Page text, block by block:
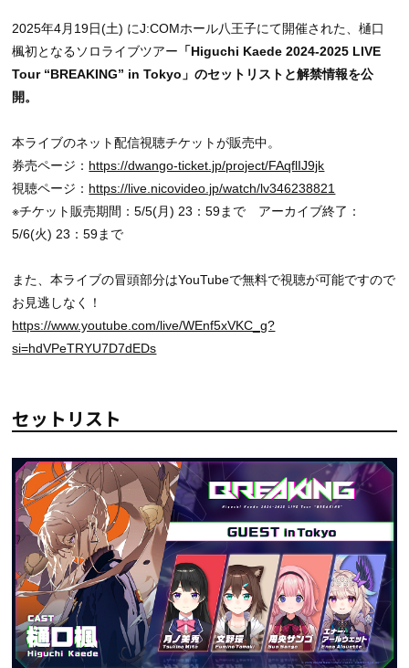
2025年4月19日(土) にJ:COMホール八王子にて開催された、樋口
楓初となるソロライブツアー 「Higuchi Kaede 2024-2025 LIVE
Tour “BREAKING” in Tokyo」のセットリストと解禁情報を公
開。
本ライブのネット配信視聴チケットが販売中。
券売ページ： https://dwango-ticket.jp/project/FAqflIJ9jk
視聴ページ： https://live.nicovideo.jp/watch/lv346238821
※チケット販売期間：5/5(月) 23：59まで アーカイブ終了：
5/6(火) 23：59まで
また、本ライブの冒頭部分はYouTubeで無料で視聴が可能ですので
お見逃しなく！
https://www.youtube.com/live/WEnf5xVKC_g?
si=hdVPeTRYU7D7dEDs
セットリスト